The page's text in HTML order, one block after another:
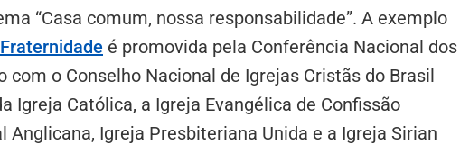
“Casa comum, nossa responsabilidade”. A exemplo
é promovida pela Conferência Nacional dos
com o Conselho Nacional de Igrejas Cristãs do Brasil
Igreja Católica, a Igreja Evangélica de Confissão
Anglicana, Igreja Presbiteriana Unida e a Igreja Sirian